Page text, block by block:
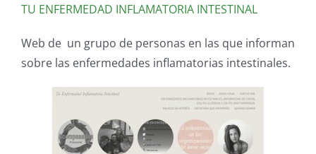
TU ENFERMEDAD INFLAMATORIA INTESTINAL
Web de un grupo de personas en las que informan
sobre las enfermedades inflamatorias intestinales.